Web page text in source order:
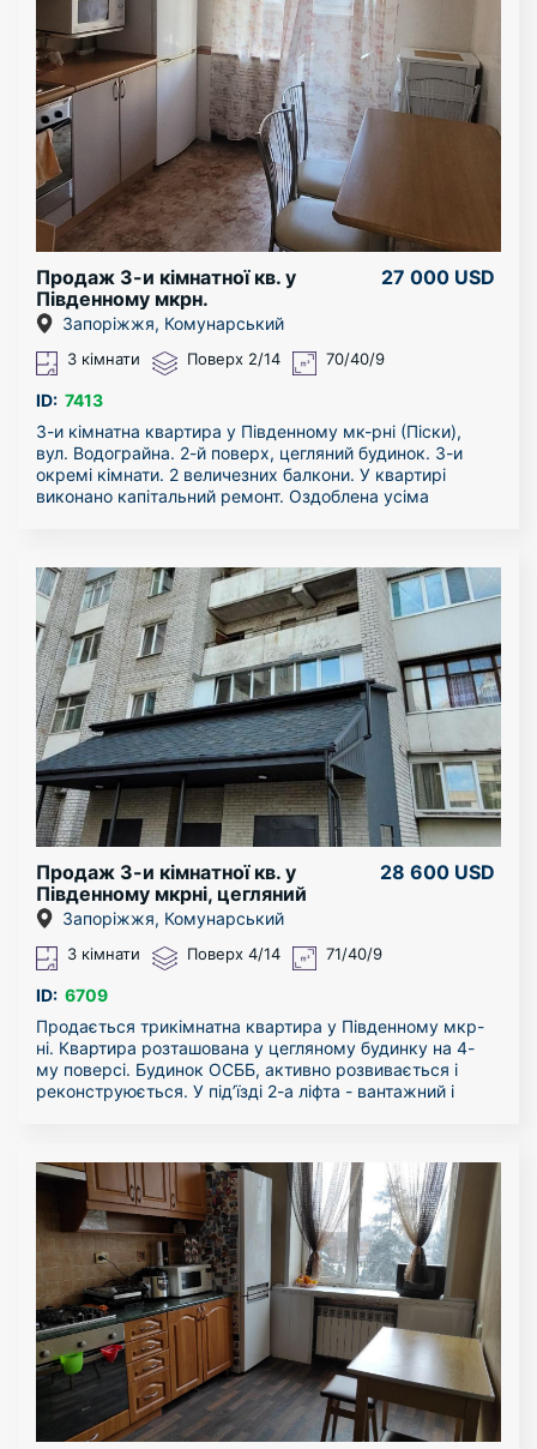
місця. Телефонуйте вже зараз!
банки, тобто вся інфраструктура Бородинського
мікрорайону.
Загальна площа – 53 кв. м. Зручне планування та
просторі кімнати. Санвузол роздільний. Є балкон.
Дійсно цікава пропозиція! Пропонуємо подивитись і
переконатись в цьому самостійно!
Продаж 3-и кімнатної кв. у
Південному мкрн.
27 000 USD
Запоріжжя, Комунарський
3 кімнати Поверх 2/14 70/40/9
ID: 7413
3-и кімнатна квартира у Південному мк-рні (Піски),
вул. Водограйна. 2-й поверх, цегляний будинок. 3-и
окремі кімнати. 2 величезних балкони. У квартирі
виконано капітальний ремонт. Оздоблена усіма
посуд. Постільна білизна, миючі засоби.
Укомплектована усім необхідним.
У шаговій доступності уся інфраструктура. До
Гребного каналу і р. Дніпро пару хвилин пішки.
Перегляд у зручний для вас час.
Продаж 3-и кімнатної кв. у
Південному мкрні, цегляний
будинок.
28 600 USD
Запоріжжя, Комунарський
3 кімнати Поверх 4/14 71/40/9
ID: 6709
Продається трикімнатна квартира у Південному мкр-
ні. Квартира розташована у цегляному будинку на 4-
му поверсі. Будинок ОСББ, активно розвивається і
реконструюється. У під’їзді 2-а ліфта - вантажний і
Поруч (у кроковій доступності) абсолютно вся
інфраструктура: зупинка, АТБ, НоваПошта (поштомат у
будинку), аптеки, супермаркети, магазини, школи,
дит.садочки, «Водомат» у будинку…. 200 метрів до
Гребного каналу, 700 метрів до р.Дніпро.
Квартира простора, дуже гарне планування, 71
кв.метр загальної площі. Розпочата підготовка до
капітального ремонту. Виконані демонтажні роботи.
Об’єднана кухня і вітальня в єдиний простір понад 25
кв.м. 2-і окремі кімнати. 3-и балкони. Труби замінені на
пластикові.
Гарні сусіди.
Квартира під ремонт.